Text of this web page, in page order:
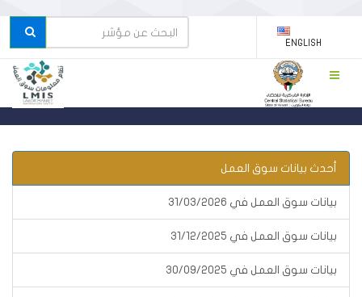
ENGLISH
أحدث بيانات سوق العمل
بيانات سوق العمل في 31/03/2026
بيانات سوق العمل في 31/12/2025
بيانات سوق العمل في 30/09/2025